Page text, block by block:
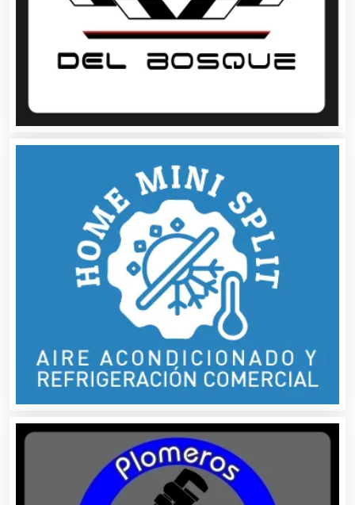
Animadores de Eventos
Artes Gráficas
Artesanías
Artículos de Oficina
Artículos Deportivos